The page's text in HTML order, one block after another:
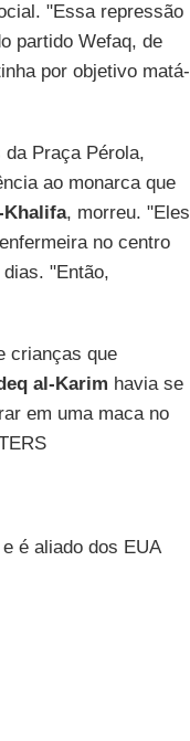
"Essa repressão
partido Wefaq, de
por objetivo matá-
Praça Pérola,
ao monarca que
Khalifa, morreu. "Eles
no centro
"Então,
crianças que
al-Karim havia se
em uma maca no
é aliado dos EUA